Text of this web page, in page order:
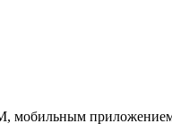
мобильным